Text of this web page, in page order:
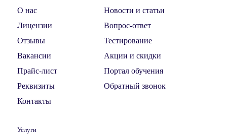
О нас
Лицензии
Отзывы
Вакансии
Прайс-лист
Реквизиты
Контакты
Новости и статьи
Вопрос-ответ
Тестирование
Акции и скидки
Портал обучения
Обратный звонок
Услуги